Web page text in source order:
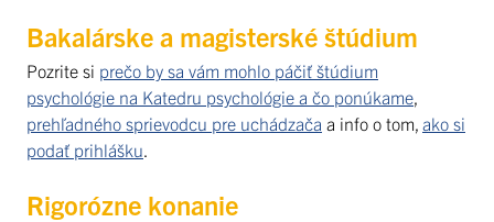
Bakalárske a magisterské štúdium
Pozrite si prečo by sa vám mohlo páčiť štúdium
psychológie na Katedru psychológie a čo ponúkame
prehľadného sprievodcu pre uchádzača a info o tom, ako si
podať prihlášku
Rigorózne konanie